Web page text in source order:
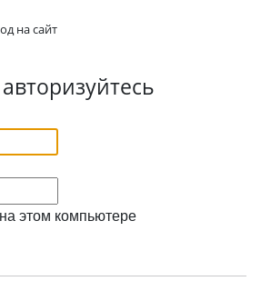
на сайт
этом компьютере